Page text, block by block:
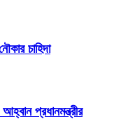
চাহিদা
প্রধানমন্ত্রীর